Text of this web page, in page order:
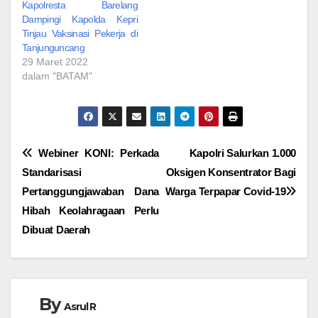
Kapolresta Barelang
Dampingi Kapolda Kepri
Tinjau Vaksinasi Pekerja di
Tanjunguncang
29 Maret 2022
dalam "BATAM"
Navigasi
pos
Kapolri Salurkan 1.000
Oksigen Konsentrator Bagi
Warga Terpapar Covid-19
Webiner KONI: Perkada
Standarisasi
Pertanggungjawaban Dana
Hibah Keolahragaan Perlu
Dibuat Daerah
ByAsrul R